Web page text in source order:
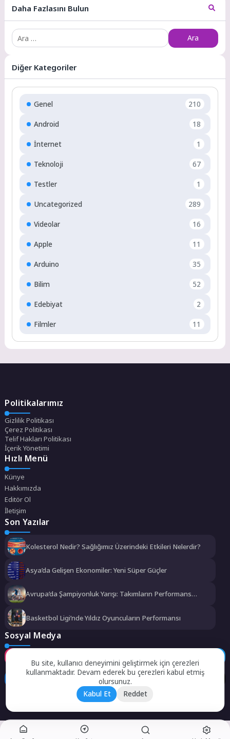
Daha Fazlasını Bulun
Arama:
Diğer Kategoriler
Genel 210
Android 18
İnternet 1
Teknoloji 67
Testler 1
Uncategorized 289
Videolar 16
Apple 11
Arduino 35
Bilim 52
Edebiyat 2
Filmler 11
Politikalarımız
Gizlilik Politikası
Çerez Politikası
Telif Hakları Politikası
İçerik Yönetimi
Hızlı Menü
Künye
Hakkımızda
Editör Ol
İletişim
Son Yazılar
Kolesterol Nedir? Sağlığımız Üzerindeki Etkileri Nelerdir?
Asya’da Gelişen Ekonomiler: Yeni Süper Güçler
Avrupa’da Şampiyonluk Yarışı: Takımların Performans
Basketbol Ligi’nde Yıldız Oyuncuların Performansı
Sosyal Medya
YouTube
Bu site, kullanıcı deneyimini geliştirmek için çerezleri
kullanmaktadır. Devam ederek bu çerezleri kabul etmiş
olursunuz.
Kabul Et
Reddet